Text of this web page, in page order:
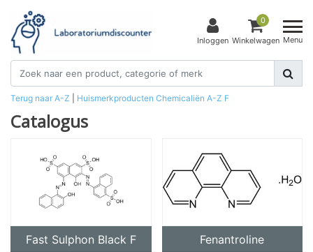
Inloggen
0
Winkelwagen Menu
Terug naar A-Z Huismerkproducten Chemicaliën A-Z F
Catalogus
Fast Sulphon Black F Fenantroline